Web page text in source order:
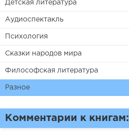
Детская литература
Аудиоспектакль
Психология
Сказки народов мира
Философская литература
Разное
Комментарии к книгам: